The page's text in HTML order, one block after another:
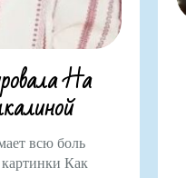
На
всю боль
Как